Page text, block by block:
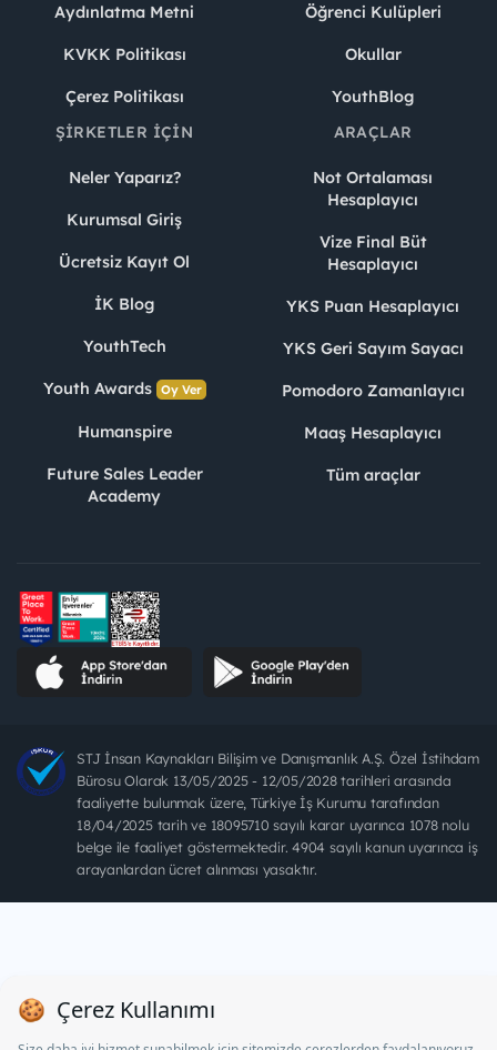
Aydınlatma Metni
KVKK Politikası
Çerez Politikası
Öğrenci Kulüpleri
Okullar
YouthBlog
ŞIRKETLER İÇIN
Neler Yaparız?
Kurumsal Giriş
Ücretsiz Kayıt Ol
İK Blog
YouthTech
Youth Awards Oy Ver
Humanspire
Future Sales Leader
Academy
ARAÇLAR
Not Ortalaması
Hesaplayıcı
Vize Final Büt
Hesaplayıcı
YKS Puan Hesaplayıcı
YKS Geri Sayım Sayacı
Pomodoro Zamanlayıcı
Maaş Hesaplayıcı
Tüm araçlar
STJ İnsan Kaynakları Bilişim ve Danışmanlık A.Ş. Özel İstihdam
Bürosu Olarak 13/05/2025 - 12/05/2028 tarihleri arasında
faaliyette bulunmak üzere, Türkiye İş Kurumu tarafından
18/04/2025 tarih ve 18095710 sayılı karar uyarınca 1078 nolu
belge ile faaliyet göstermektedir. 4904 sayılı kanun uyarınca iş
arayanlardan ücret alınması yasaktır.